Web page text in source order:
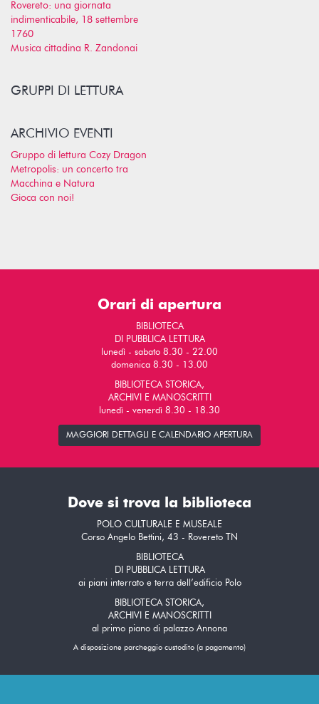
Rovereto: una giornata
indimenticabile, 18 settembre
1760
Musica cittadina R. Zandonai
GRUPPI DI LETTURA
ARCHIVIO EVENTI
Gruppo di lettura Cozy Dragon
Metropolis: un concerto tra
Macchina e Natura
Gioca con noi!
Orari di apertura
BIBLIOTECA
DI PUBBLICA LETTURA
lunedì - sabato 8.30 - 22.00
domenica 8.30 - 13.00
BIBLIOTECA STORICA,
ARCHIVI E MANOSCRITTI
lunedì - venerdì 8.30 - 18.30
MAGGIORI DETTAGLI E CALENDARIO APERTURA
Dove si trova la biblioteca
POLO CULTURALE E MUSEALE
Corso Angelo Bettini, 43 - Rovereto TN
BIBLIOTECA
DI PUBBLICA LETTURA
ai piani interrato e terra dell’edificio Polo
BIBLIOTECA STORICA,
ARCHIVI E MANOSCRITTI
al primo piano di palazzo Annona
A disposizione parcheggio custodito (a pagamento)